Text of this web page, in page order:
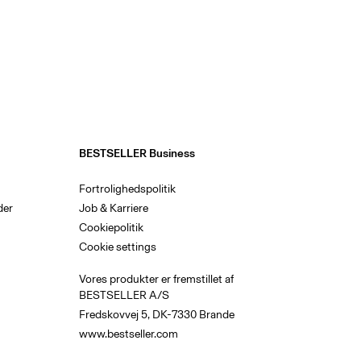
sin følelse af elegance.
aftenen. Det todelte sæts
fokus på elegance,
sæt stemningen i
og helt din egen.
BESTSELLER Business
Fortrolighedspolitik
Job & Karriere
Cookiepolitik
Cookie settings
Vores produkter er fremstillet af
BESTSELLER A/S
Fredskovvej 5, DK-7330 Brande
www.bestseller.com